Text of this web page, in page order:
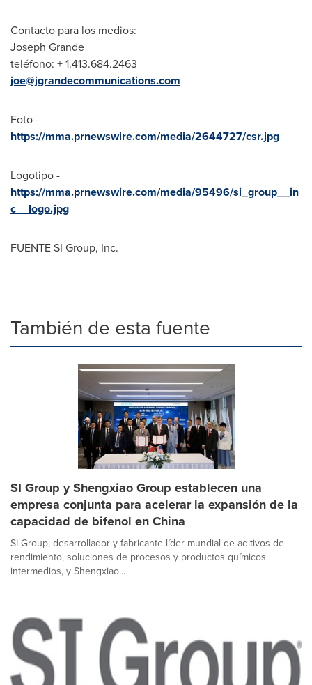
Contacto para los medios:
Joseph Grande
teléfono: + 1.413.684.2463
joe@jgrandecommunications.com
Foto -
https://mma.prnewswire.com/media/2644727/csr.jpg
Logotipo -
https://mma.prnewswire.com/media/95496/si_group__in
c__logo.jpg
FUENTE SI Group, Inc.
También de esta fuente
SI Group y Shengxiao Group establecen una
empresa conjunta para acelerar la expansión de la
capacidad de bifenol en China
SI Group, desarrollador y fabricante líder mundial de aditivos de
rendimiento, soluciones de procesos y productos químicos
intermedios, y Shengxiao...